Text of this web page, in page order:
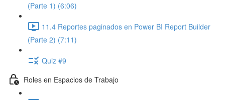
(Parte 1) (6:06)
11.4 Reportes paginados en Power BI Report Builder
(Parte 2) (7:11)
Quiz #9
Roles en Espacios de Trabajo